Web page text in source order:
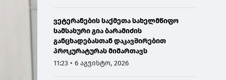
ვეტერანების საქმეთა სახელმწიფო
სამსახური გია ბარამიძის
განცხადებასთან დაკავშირებით
პროკურატურას მიმართავს
11:23 • 6 აგვისტო, 2026